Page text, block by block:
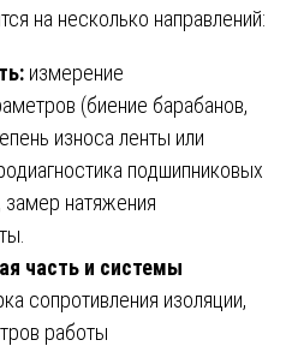
на несколько направлений:
измерение
(биение барабанов,
износа ленты или
подшипниковых
замер натяжения
часть и системы
сопротивления изоляции,
работы